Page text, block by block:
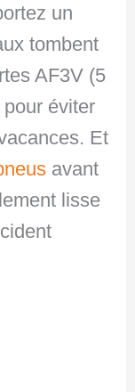
un
tombent
AF3V (5
éviter
Et
avant
lisse